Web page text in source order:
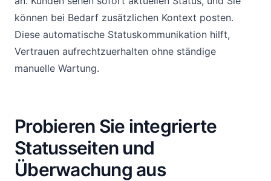
können bei Bedarf zusätzlichen Kontext posten.
Diese automatische Statuskommunikation hilft,
Vertrauen aufrechtzuerhalten ohne ständige
manuelle Wartung.
Probieren Sie integrierte
Statusseiten und
Überwachung aus